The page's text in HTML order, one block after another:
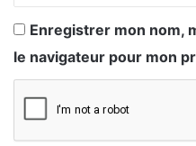
Enregistrer mon nom,
le navigateur pour mon